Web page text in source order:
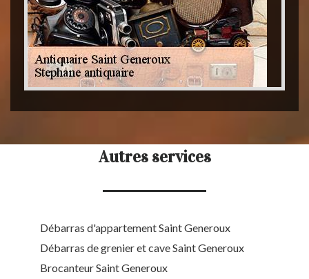
Autres services
Débarras d'appartement Saint Generoux
Débarras de grenier et cave Saint Generoux
Brocanteur Saint Generoux